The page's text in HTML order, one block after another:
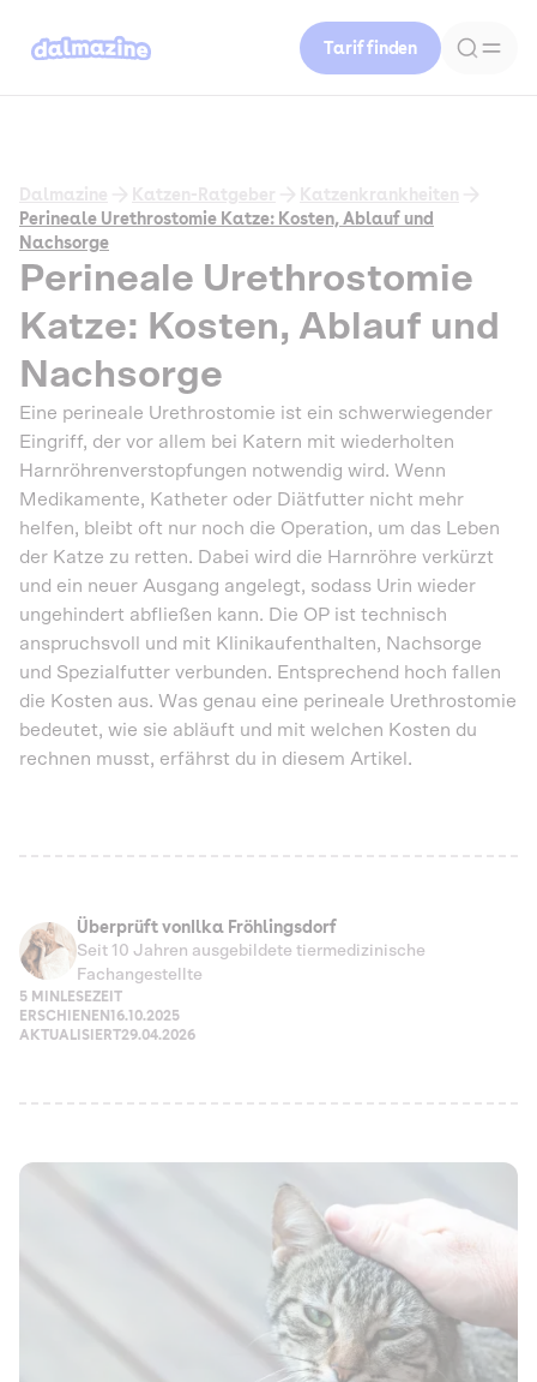
Tarif finden
Dalmazine Katzen-Ratgeber
Katzenkrankheiten
Perineale Urethrostomie Katze: Kosten, Ablauf und
Nachsorge
Perineale Urethrostomie
Katze: Kosten, Ablauf und
Nachsorge
Eine perineale Urethrostomie ist ein schwerwiegender
Eingriff, der vor allem bei Katern mit wiederholten
Harnröhrenverstopfungen notwendig wird. Wenn
Medikamente, Katheter oder Diätfutter nicht mehr
helfen, bleibt oft nur noch die Operation, um das Leben
der Katze zu retten. Dabei wird die Harnröhre verkürzt
und ein neuer Ausgang angelegt, sodass Urin wieder
ungehindert abfließen kann. Die OP ist technisch
anspruchsvoll und mit Klinikaufenthalten, Nachsorge
und Spezialfutter verbunden. Entsprechend hoch fallen
die Kosten aus. Was genau eine perineale Urethrostomie
bedeutet, wie sie abläuft und mit welchen Kosten du
rechnen musst, erfährst du in diesem Artikel.
Überprüft von Ilka Fröhlingsdorf
Seit 10 Jahren ausgebildete tiermedizinische
Fachangestellte
5 MIN LESEZEIT
ERSCHIENEN16.10.2025
AKTUALISIERT29.04.2026